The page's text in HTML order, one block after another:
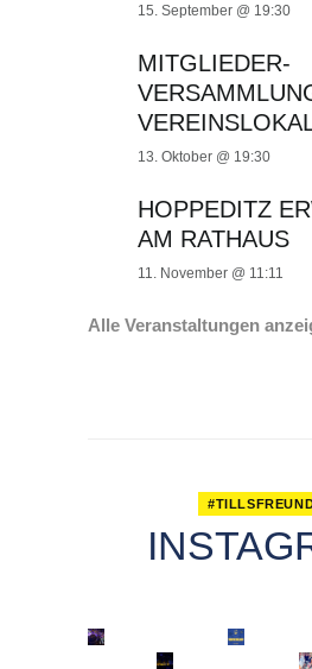
15. September @ 19:30
MITGLIEDER-
13. Oktober @ 19:30
HOPPEDITZ
AM RATHAUS
11. November @ 11:11
Alle Veranstaltungen